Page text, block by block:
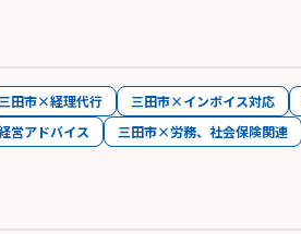
田市×経理代行 三田市×インボイス対応
営アドバイス 三田市×労務、社会保険関連